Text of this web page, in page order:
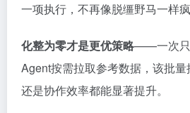
一项执行，不再像脱缰野马一样疯
化整为零才是更优策略——一次只
Agent按需拉取参考数据，该批
还是协作效率都能显著提升。